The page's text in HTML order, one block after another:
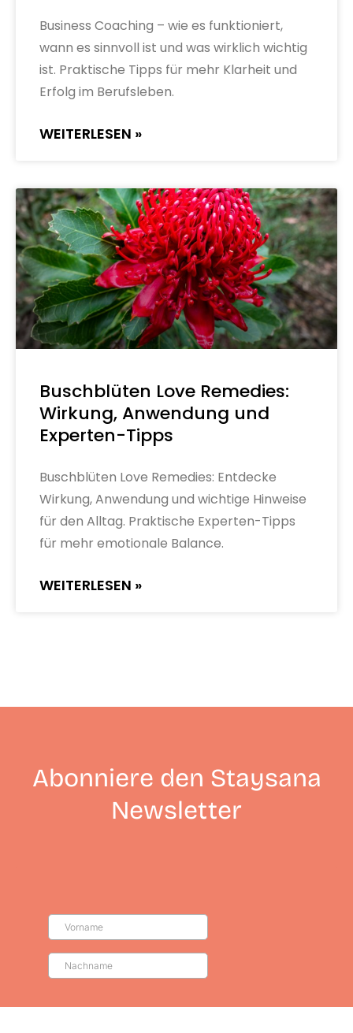
Business Coaching – wie es funktioniert,
wann es sinnvoll ist und was wirklich wichtig
ist. Praktische Tipps für mehr Klarheit und
Erfolg im Berufsleben.
WEITERLESEN »
Buschblüten Love Remedies:
Wirkung, Anwendung und
Experten-Tipps
Buschblüten Love Remedies: Entdecke
Wirkung, Anwendung und wichtige Hinweise
für den Alltag. Praktische Experten-Tipps
für mehr emotionale Balance.
WEITERLESEN »
Abonniere den Staysana
Newsletter